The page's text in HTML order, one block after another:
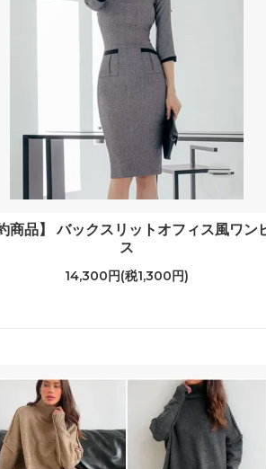
約商品】 バックスリットオフィス風ワン
ス
14,300円(税1,300円)